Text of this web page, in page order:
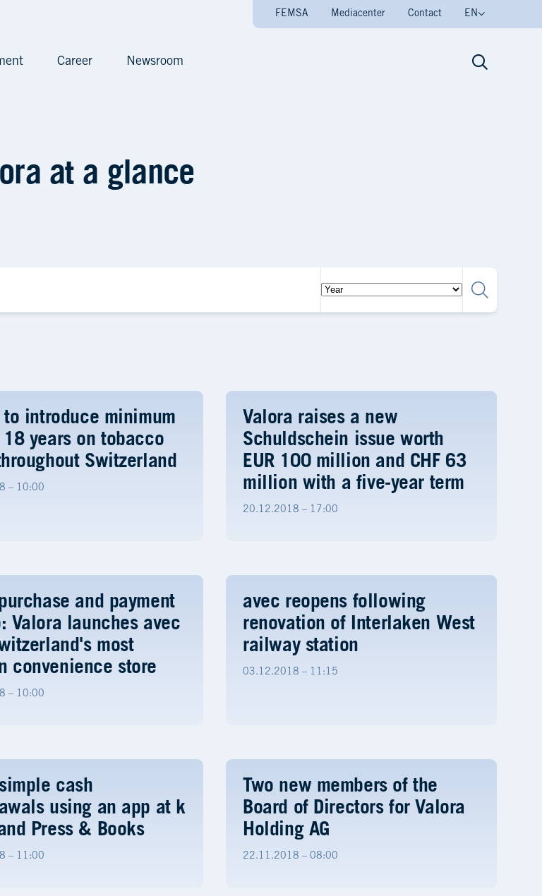
FEMSA Mediacenter Contact EN
Career Newsroom
at a glance
to introduce minimum
years on tobacco
Switzerland
– 10:00
Valora raises a new
Schuldschein issue worth
EUR 100 million and CHF 63
million with a five-year term
20.12.2018 – 17:00
and payment
Valora launches avec
most
convenience store
– 10:00
avec reopens following
renovation of Interlaken West
railway station
03.12.2018 – 11:15
cash
using an app at k
Press & Books
– 11:00
Two new members of the
Board of Directors for Valora
Holding AG
22.11.2018 – 08:00